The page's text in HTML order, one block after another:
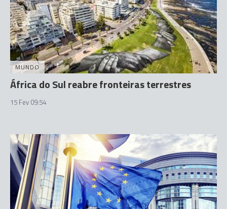
MUNDO
África do Sul reabre fronteiras terrestres
15 Fev 09:54